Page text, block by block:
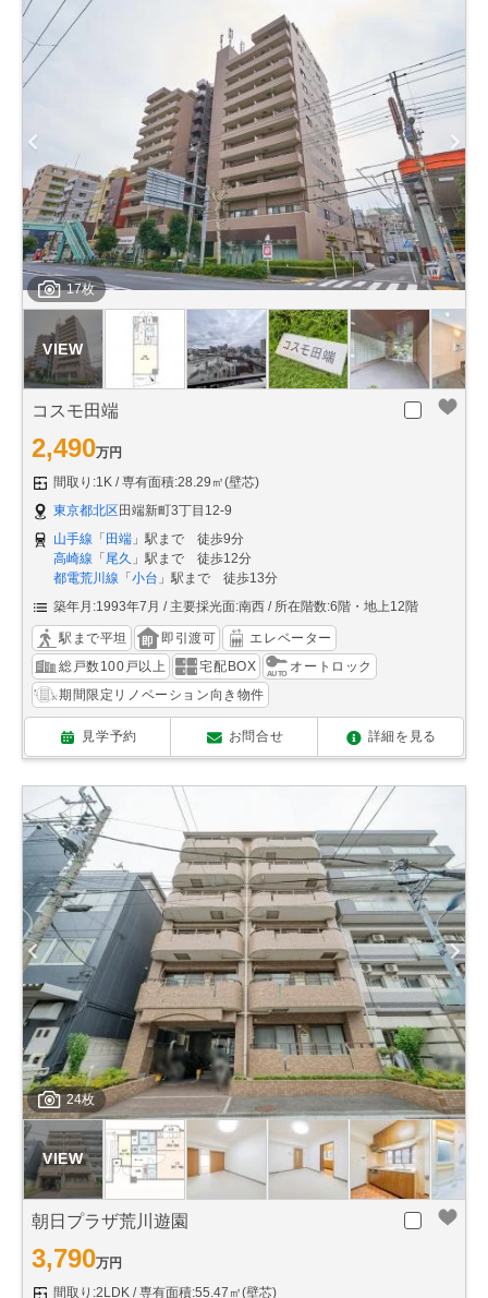
17枚
コスモ田端
2,490万円
間取り:1K
専有面積:28.29㎡(壁芯)
東京都北区 田端新町3丁目12-9
山手線 「 田端 」駅まで 徒歩9分
高崎線 「 尾久 」駅まで 徒歩12分
都電荒川線 「 小台 」駅まで 徒歩13分
築年月:1993年7月
主要採光面:南西 所在階数:6階・地上12階
駅まで平坦 即引渡可
エレベーター
総戸数100戸以上
宅配BOX
オートロック
期間限定リノベーション向き物件
見学予約 お問合せ 詳細を見る
24枚
朝日プラザ荒川遊園
3,790万円
間取り:2LDK
専有面積:55.47㎡(壁芯)